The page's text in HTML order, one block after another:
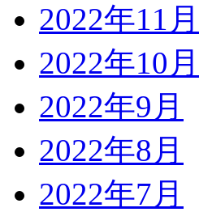
2022年11月
2022年10月
2022年9月
2022年8月
2022年7月